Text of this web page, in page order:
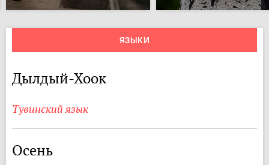
ЯЗЫКИ
Дылдый-Хоок
Тувинский язык
Осень